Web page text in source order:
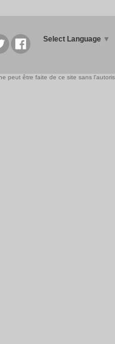
Select Language ▼
peut être faite de ce site sans